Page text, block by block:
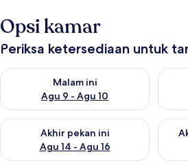
v
e
l
Opsi kamar
Periksa ketersediaan untuk
Malam ini
Agu 9 - Agu 10
Periksa ketersediaan untuk malam ini
Akhir pekan ini
Agu 14 - Agu 16
Periksa ketersediaan untuk akhir